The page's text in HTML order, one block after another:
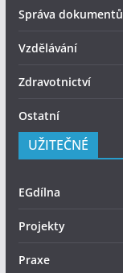
Správa dokumentů
Vzdělávání
Zdravotnictví
Ostatní
UŽITEČNÉ
EGdílna
Projekty
Praxe